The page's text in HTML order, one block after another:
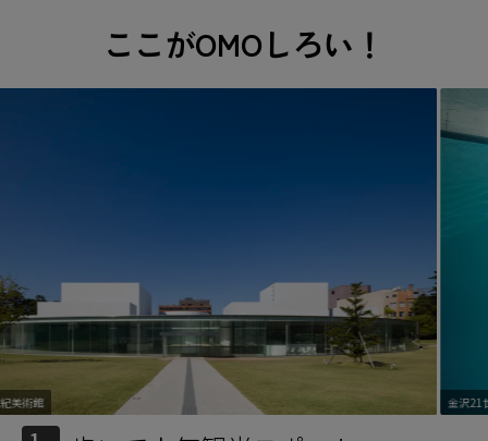
ここがOMOしろい！
金沢21世紀美術館
館 金沢21世